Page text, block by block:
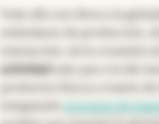
actividad
procesos de